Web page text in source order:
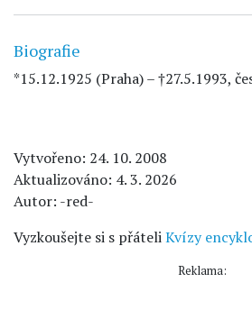
Biografie
*15.12.1925 (Praha) – †27.5.1993,
Vytvořeno: 24. 10. 2008
Aktualizováno: 4. 3. 2026
Autor: -red-
Vyzkoušejte si s přáteliKvízy
Reklama: